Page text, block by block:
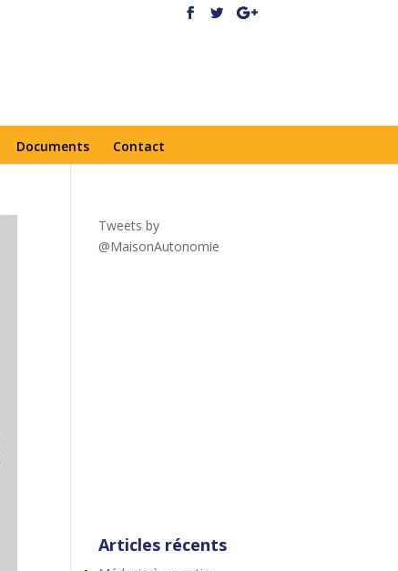
Documents Contact
Tweets by
@MaisonAutonomie
Articles récents